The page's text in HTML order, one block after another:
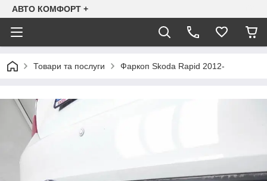
АВТО КОМФОРТ +
Товари та послуги Фаркоп Skoda Rapid 2012-